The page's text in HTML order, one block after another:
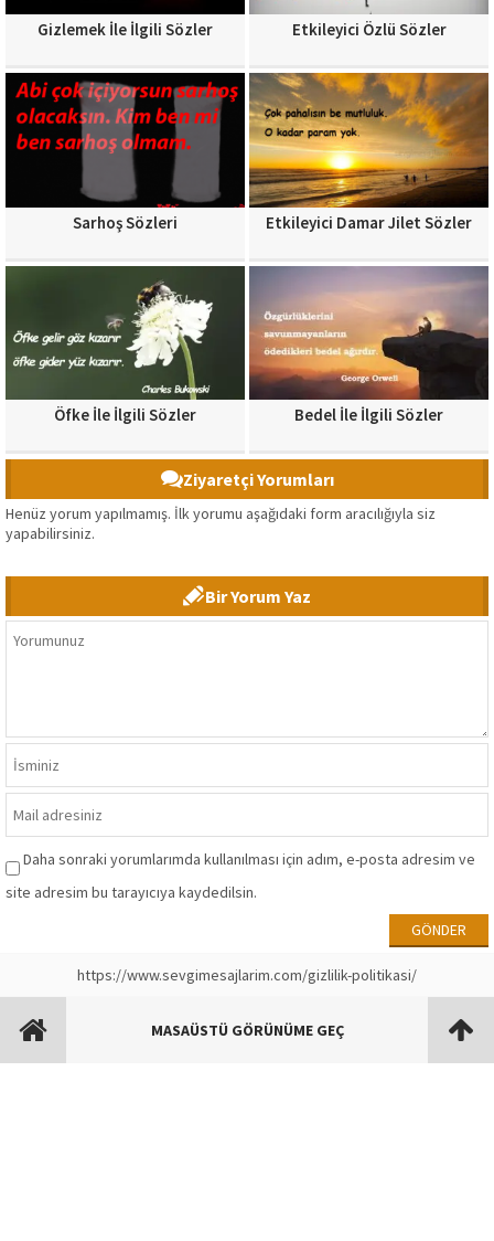
Gizlemek İle İlgili Sözler Etkileyici Özlü Sözler
Sarhoş Sözleri Etkileyici Damar Jilet Sözler
Öfke İle İlgili Sözler Bedel İle İlgili Sözler
Ziyaretçi Yorumları
Henüz yorum yapılmamış. İlk yorumu aşağıdaki form aracılığıyla siz
yapabilirsiniz.
Bir Yorum Yaz
Daha sonraki yorumlarımda kullanılması için adım, e-posta adresim ve
site adresim bu tarayıcıya kaydedilsin.
https://www.sevgimesajlarim.com/gizlilik-politikasi/
MASAÜSTÜ GÖRÜNÜME GEÇ